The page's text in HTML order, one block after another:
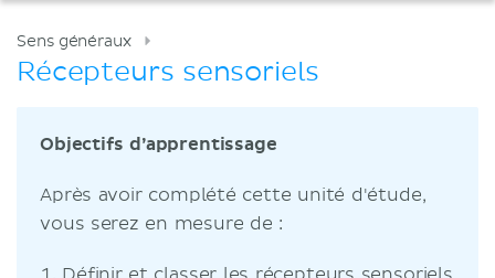
Sens généraux
Récepteurs sensoriels
Objectifs d’apprentissage
Après avoir complété cette unité d'étude,
vous serez en mesure de :